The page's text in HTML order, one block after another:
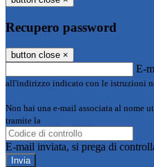
Recupero password
button close ×
E-
all'indirizzo indicato con le istruzioni
Non hai una e-mail associata al nome
tramite la
E-mail inviata, si prega di